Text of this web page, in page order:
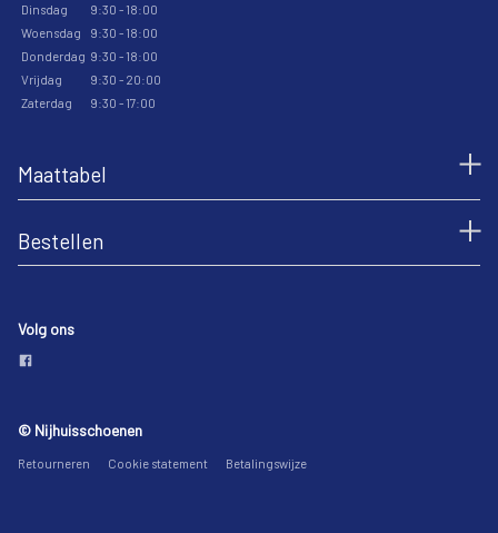
Dinsdag
9:30 - 18:00
Woensdag
9:30 - 18:00
Donderdag 9:30 - 18:00
Vrijdag
9:30 - 20:00
Zaterdag
9:30 - 17:00
Maattabel
Bestellen
Volg ons
© Nijhuisschoenen
Retourneren Cookie statement Betalingswijze